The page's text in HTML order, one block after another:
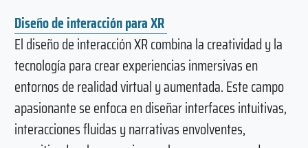
Diseño de interacción para XR
El diseño de interacción XR combina la creatividad y la
tecnología para crear experiencias inmersivas en
entornos de realidad virtual y aumentada. Este campo
apasionante se enfoca en diseñar interfaces intuitivas,
interacciones fluidas y narrativas envolventes,